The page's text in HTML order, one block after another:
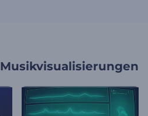
Musikvisualisierungen